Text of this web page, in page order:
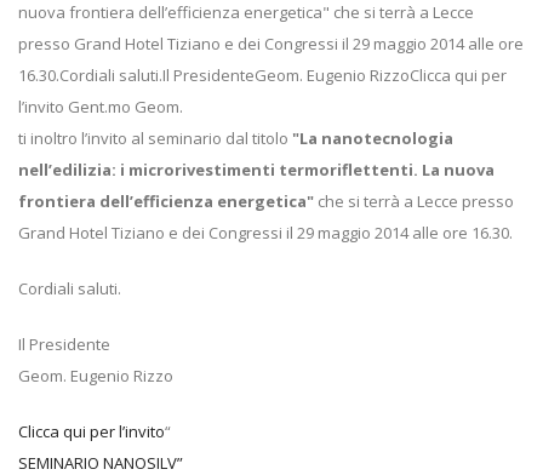
nuova frontiera dell’efficienza energetica" che si terrà a Lecce
presso Grand Hotel Tiziano e dei Congressi il 29 maggio 2014 alle ore
16.30.Cordiali saluti.Il PresidenteGeom. Eugenio RizzoClicca qui per
l’invito Gent.mo Geom.
ti inoltro l’invito al seminario dal titolo "La nanotecnologia
nell’edilizia: i microrivestimenti termoriflettenti. La nuova
frontiera dell’efficienza energetica" che si terrà a Lecce presso
Grand Hotel Tiziano e dei Congressi il 29 maggio 2014 alle ore 16.30.
Cordiali saluti.
Il Presidente
Geom. Eugenio Rizzo
Clicca qui per l’invito“
SEMINARIO NANOSILV”